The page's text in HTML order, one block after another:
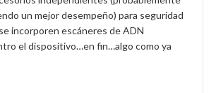
un mejor desempeño) para seguridad
incorporen escáneres de ADN
el dispositivo…en fin…algo como ya